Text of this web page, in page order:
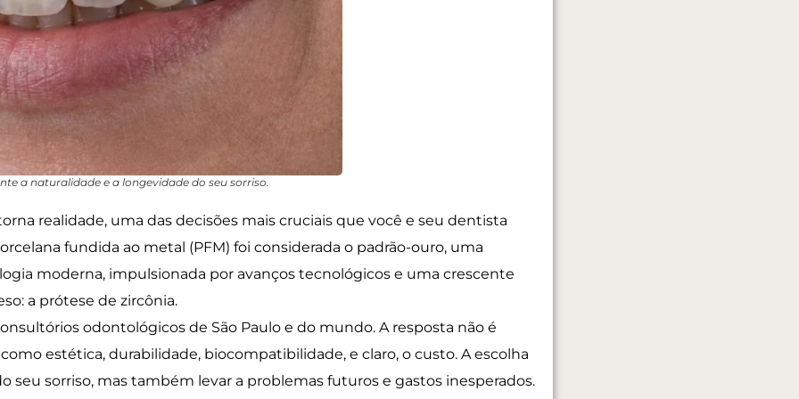
a naturalidade e a longevidade do seu sorriso.
realidade, uma das decisões mais cruciais que você e seu dentista
fundida ao metal (PFM) foi considerada o padrão-ouro, uma
moderna, impulsionada por avanços tecnológicos e uma crescente
a prótese de zircônia.
odontológicos de São Paulo e do mundo. A resposta não é
estética, durabilidade, biocompatibilidade, e claro, o custo. A escolha
seu sorriso, mas também levar a problemas futuros e gastos inesperados.